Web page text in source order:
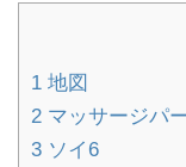
1 地図
2 マッサージパ
3 ソイ6